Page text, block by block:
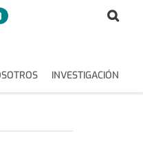
INVESTIGACIÓN